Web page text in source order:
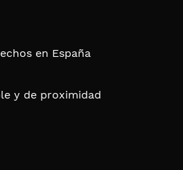
en España
y de proximidad